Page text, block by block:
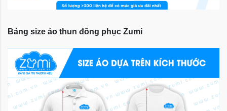
Bảng size áo thun đồng phục Zumi